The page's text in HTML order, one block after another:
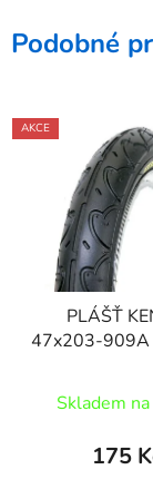
Podobné
AKCE
PLÁŠŤ
47x203-
Skladem
175